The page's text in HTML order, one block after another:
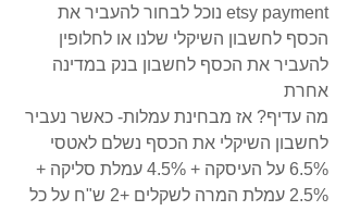
etsy payment נוכל לבחור להעביר את
הכסף לחשבון השיקלי שלנו או לחלופין
להעביר את הכסף לחשבון בנק במדינה
אחרת
מה עדיף? אז מבחינת עמלות- כאשר נעביר
לחשבון השיקלי את הכסף נשלם לאטסי
6.5% על העיסקה + 4.5% עמלת סליקה +
2.5% עמלת המרה לשקלים +2 ש"ח על כל